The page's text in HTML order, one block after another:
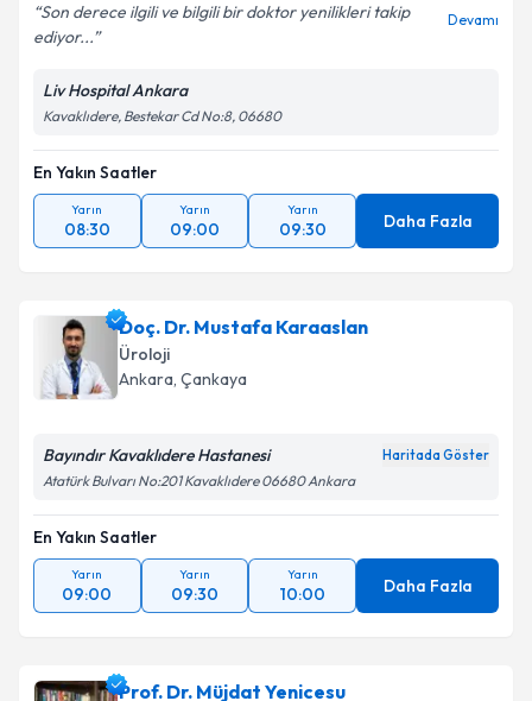
Son derece ilgili ve bilgili bir doktor yenilikleri takip
ediyor...
Devamı
Liv Hospital Ankara
Kavaklıdere, Bestekar Cd No:8, 06680
En Yakın Saatler
Yarın
08:30
Yarın
09:00
Yarın
09:30 Daha Fazla
Doç. Dr. Mustafa Karaaslan
Üroloji
Ankara, Çankaya
Bayındır Kavaklıdere Hastanesi Haritada Göster
Atatürk Bulvarı No:201 Kavaklıdere 06680 Ankara
En Yakın Saatler
Yarın
09:00
Yarın
09:30
Yarın
10:00 Daha Fazla
Prof. Dr. Müjdat Yenicesu